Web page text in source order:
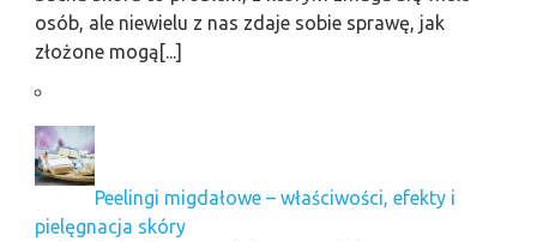
osób, ale niewielu z nas zdaje sobie sprawę, jak
złożone mogą[...]
Peelingi migdałowe – właściwości, efekty i
pielęgnacja skóry